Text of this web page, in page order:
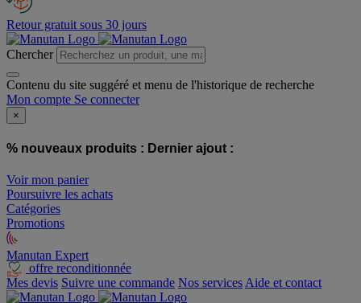
Retour gratuit sous 30 jours
Chercher
Contenu du site suggéré et menu de l'historique de recherche
Mon compte Se connecter
×
% nouveaux produits : Dernier ajout :
Voir mon panier
Poursuivre les achats
Catégories
Promotions
Manutan Expert
offre reconditionnée
Mes devis Suivre une commande Nos services Aide et contact